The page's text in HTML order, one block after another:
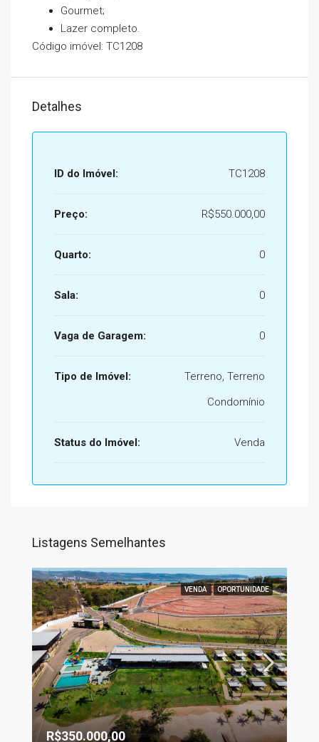
Gourmet;
Lazer completo.
Código imóvel: TC1208
Detalhes
ID do Imóvel: TC1208
Preço: R$550.000,00
Quarto: 0
Sala: 0
Vaga de Garagem: 0
Tipo de Imóvel:
Terreno, Terreno
Condomínio
Status do Imóvel: Venda
Listagens Semelhantes
VENDA OPORTUNIDADE
R$350.000,00